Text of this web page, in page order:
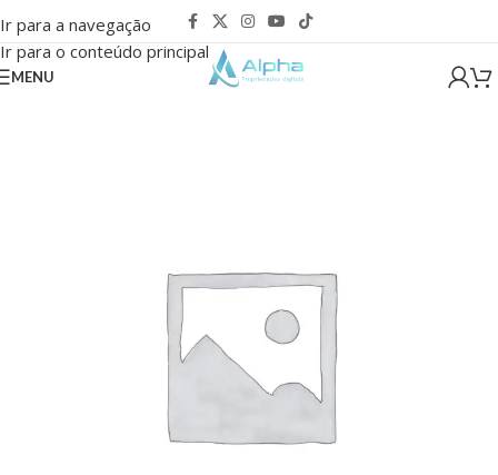
Ir para a navegação
Ir para o conteúdo principal
MENU